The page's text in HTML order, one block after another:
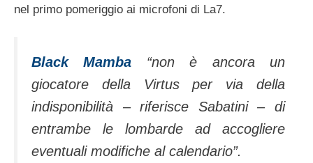
nel primo pomeriggio ai microfoni di La7.
Black Mamba “non è ancora un
giocatore della Virtus per via della
indisponibilità – riferisce Sabatini – di
entrambe le lombarde ad accogliere
eventuali modifiche al calendario”.